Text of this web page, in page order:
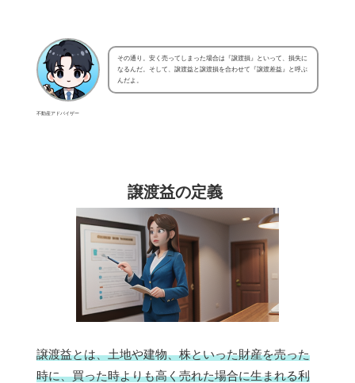
不動産アドバイザー
その通り。安く売ってしまった場合は『譲渡損』といって、損失に
なるんだ。そして、譲渡益と譲渡損を合わせて『譲渡差益』と呼ぶ
んだよ。
譲渡益の定義
譲渡益とは、土地や建物、株といった財産を売った
時に、買った時よりも高く売れた場合に生まれる利